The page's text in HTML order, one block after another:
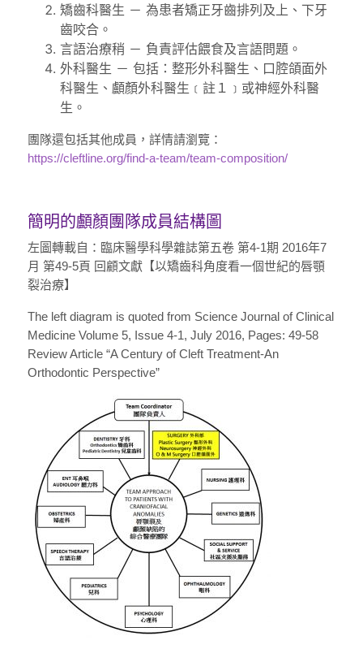
矯齒科醫生 － 為患者矯正牙齒排列及上、下牙
齒咬合。
言語治療稍 － 負責評估餵食及言語問題。
外科醫生 － 包括：整形外科醫生、口腔頜面外
科醫生、顱顏外科醫生﹝註１﹞或神經外科醫
生。
團隊還包括其他成員，詳情請瀏覽：
https://cleftline.org/find-a-team/team-composition/
簡明的顱顏團隊成員結構圖
左圖轉載自：臨床醫學科學雜誌第五卷 第4-1期 2016年7
月 第49-5頁 回顧文獻【以矯齒科角度看一個世紀的唇顎
裂治療】
The left diagram is quoted from Science Journal of Clinical
Medicine Volume 5, Issue 4-1, July 2016, Pages: 49-58
Review Article “A Century of Cleft Treatment-An
Orthodontic Perspective”